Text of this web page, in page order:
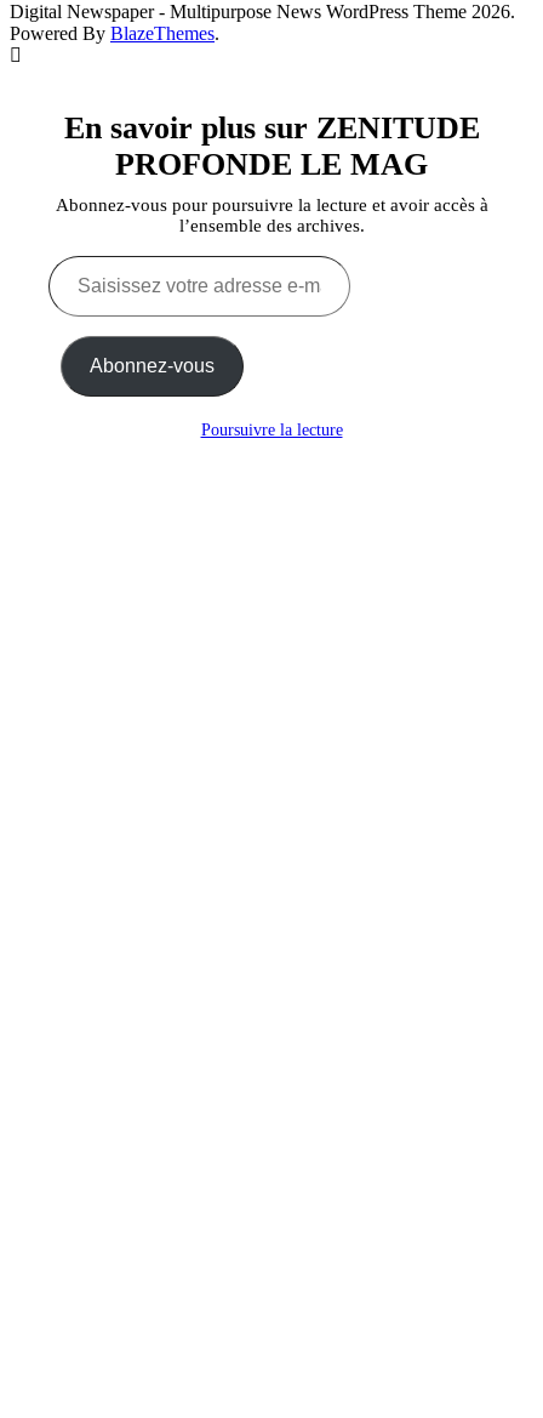
Digital Newspaper - Multipurpose News WordPress Theme 2026.
Powered By BlazeThemes.
En savoir plus sur ZENITUDE
PROFONDE LE MAG
Abonnez-vous pour poursuivre la lecture et avoir accès à
l’ensemble des archives.
Saisissez
votre
adresse
mail…
Abonnez-vous
Poursuivre la lecture